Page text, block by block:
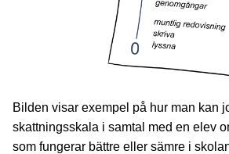
Bilden visar exempel på hur man kan
skattningsskala i samtal med en elev
som fungerar bättre eller sämre i